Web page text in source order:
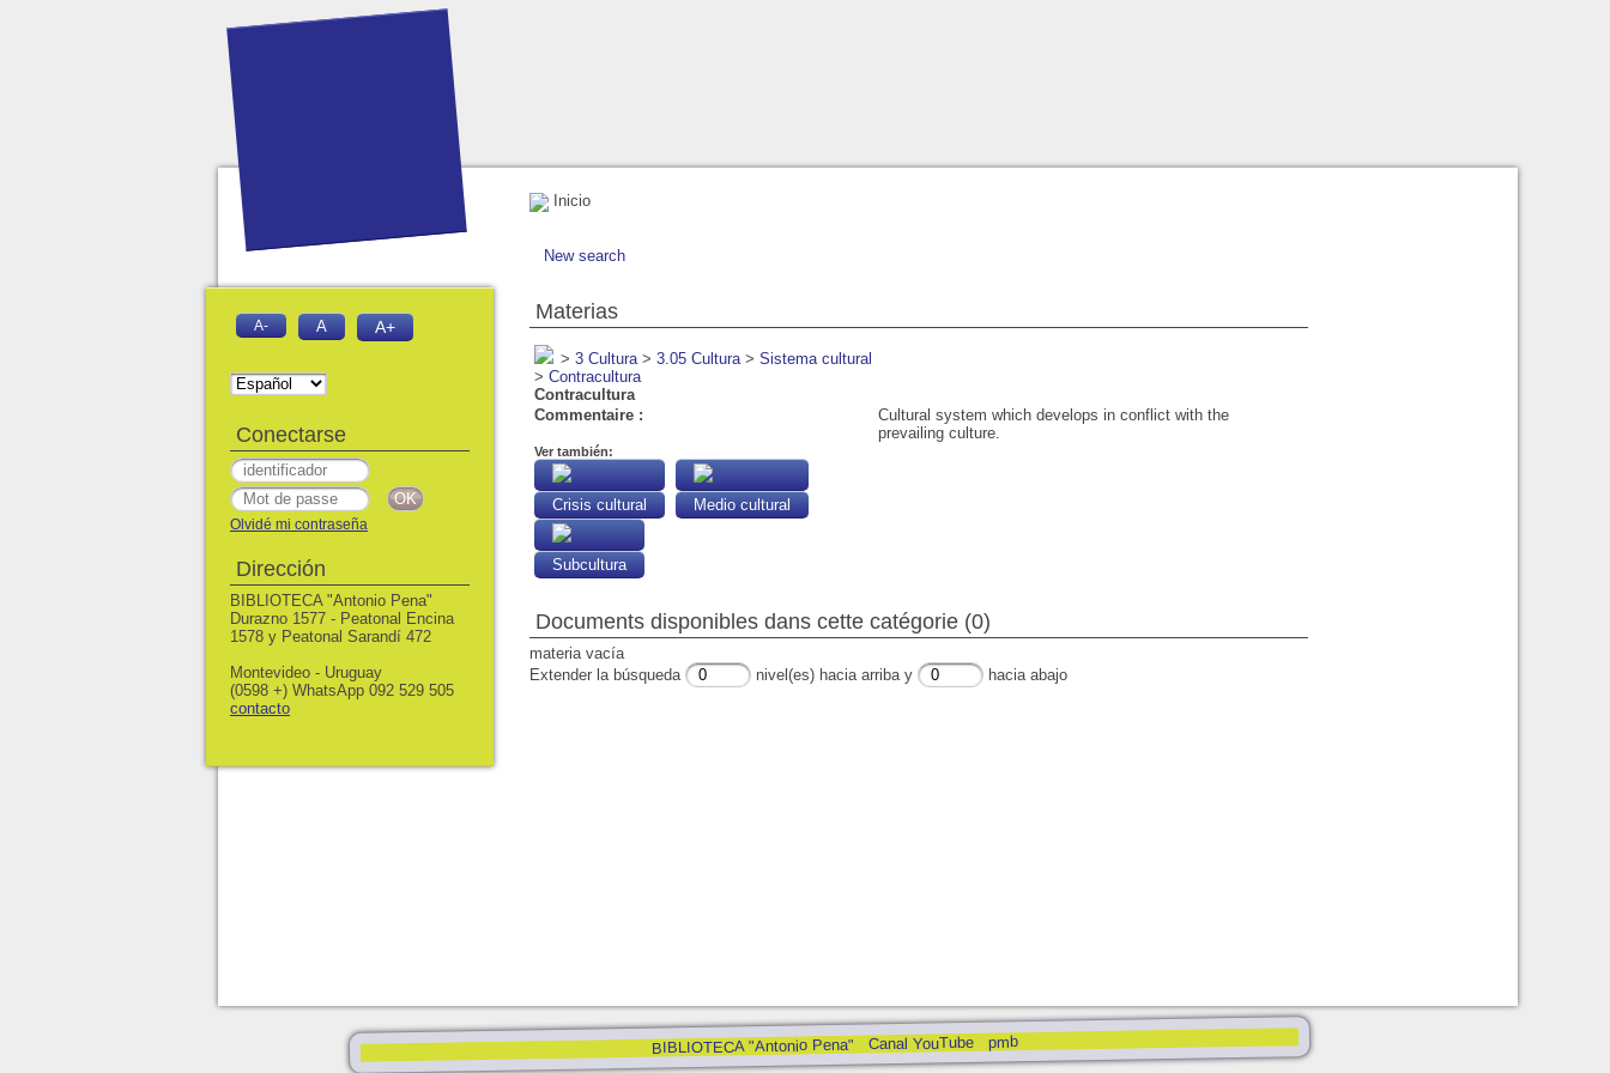
Inicio
New search
Materias
> 3 Cultura > 3.05 Cultura > Sistema cultural
> Contracultura
Contracultura
Commentaire :
Cultural system which develops in conflict with the
prevailing culture.
Ver también:
Crisis cultural Medio cultural
Subcultura
Documents disponibles dans cette catégorie (0)
materia vacía
Extender la búsqueda
nivel(es) hacia arriba y hacia abajo
BIBLIOTECA "Antonio Pena" Canal YouTube pmb
A- A A+
Conectarse
Olvidé mi contraseña
Dirección
BIBLIOTECA "Antonio Pena"
Durazno 1577 - Peatonal Encina
1578 y Peatonal Sarandí 472
Montevideo - Uruguay
(0598 +) WhatsApp 092 529 505
contacto